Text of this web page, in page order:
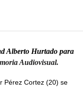
Alberto Hurtado para
Audiovisual.
Pérez Cortez (20) se